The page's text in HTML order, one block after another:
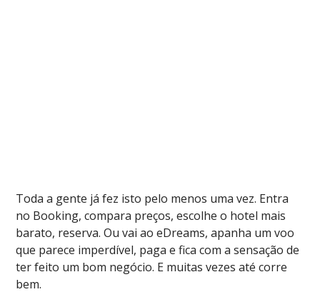
Toda a gente já fez isto pelo menos uma vez. Entra
no Booking, compara preços, escolhe o hotel mais
barato, reserva. Ou vai ao eDreams, apanha um voo
que parece imperdível, paga e fica com a sensação de
ter feito um bom negócio. E muitas vezes até corre
bem.